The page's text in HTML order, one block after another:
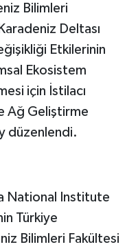
Bilimleri
Deltası
Etkilerinin
Ekosistem
için İstilacı
Ağ Geliştirme
düzenlendi.
National Institute
Türkiye
Bilimleri Fakültesi